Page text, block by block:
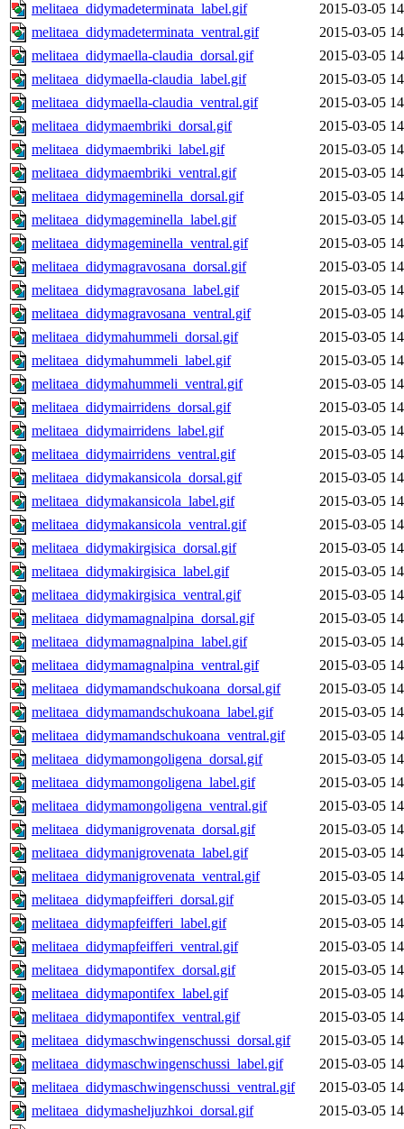
melitaea_didymadeterminata_label.gif
2015-03-05
melitaea_didymadeterminata_ventral.gif
2015-03-05
melitaea_didymaella-claudia_dorsal.gif
2015-03-05
melitaea_didymaella-claudia_label.gif
2015-03-05
melitaea_didymaella-claudia_ventral.gif
2015-03-05
melitaea_didymaembriki_dorsal.gif
2015-03-05
melitaea_didymaembriki_label.gif
2015-03-05
melitaea_didymaembriki_ventral.gif
2015-03-05
melitaea_didymageminella_dorsal.gif
2015-03-05
melitaea_didymageminella_label.gif
2015-03-05
melitaea_didymageminella_ventral.gif
2015-03-05
melitaea_didymagravosana_dorsal.gif
2015-03-05
melitaea_didymagravosana_label.gif
2015-03-05
melitaea_didymagravosana_ventral.gif
2015-03-05
melitaea_didymahummeli_dorsal.gif
2015-03-05
melitaea_didymahummeli_label.gif
2015-03-05
melitaea_didymahummeli_ventral.gif
2015-03-05
melitaea_didymairridens_dorsal.gif
2015-03-05
melitaea_didymairridens_label.gif
2015-03-05
melitaea_didymairridens_ventral.gif
2015-03-05
melitaea_didymakansicola_dorsal.gif
2015-03-05
melitaea_didymakansicola_label.gif
2015-03-05
melitaea_didymakansicola_ventral.gif
2015-03-05
melitaea_didymakirgisica_dorsal.gif
2015-03-05
melitaea_didymakirgisica_label.gif
2015-03-05
melitaea_didymakirgisica_ventral.gif
2015-03-05
melitaea_didymamagnalpina_dorsal.gif
2015-03-05
melitaea_didymamagnalpina_label.gif
2015-03-05
melitaea_didymamagnalpina_ventral.gif
2015-03-05
melitaea_didymamandschukoana_dorsal.gif
2015-03-05
melitaea_didymamandschukoana_label.gif
2015-03-05
melitaea_didymamandschukoana_ventral.gif
2015-03-05
melitaea_didymamongoligena_dorsal.gif
2015-03-05
melitaea_didymamongoligena_label.gif
2015-03-05
melitaea_didymamongoligena_ventral.gif
2015-03-05
melitaea_didymanigrovenata_dorsal.gif
2015-03-05
melitaea_didymanigrovenata_label.gif
2015-03-05
melitaea_didymanigrovenata_ventral.gif
2015-03-05
melitaea_didymapfeifferi_dorsal.gif
2015-03-05
melitaea_didymapfeifferi_label.gif
2015-03-05
melitaea_didymapfeifferi_ventral.gif
2015-03-05
melitaea_didymapontifex_dorsal.gif
2015-03-05
melitaea_didymapontifex_label.gif
2015-03-05
melitaea_didymapontifex_ventral.gif
2015-03-05
melitaea_didymaschwingenschussi_dorsal.gif
2015-03-05
melitaea_didymaschwingenschussi_label.gif
2015-03-05
melitaea_didymaschwingenschussi_ventral.gif
2015-03-05
melitaea_didymasheljuzhkoi_dorsal.gif
2015-03-05